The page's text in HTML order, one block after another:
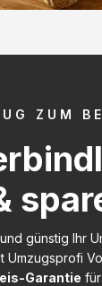
ZUM
günstig Ihr
Umzugsprofi
Garantie